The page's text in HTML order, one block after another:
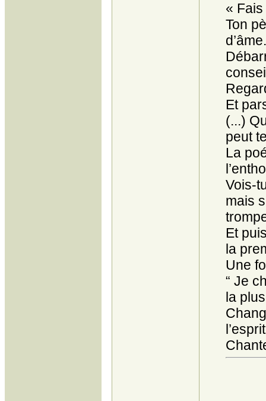
«
Ton
Et
(...)
peut
La
Vois-
mais
Et
la
Une
“ Je
la